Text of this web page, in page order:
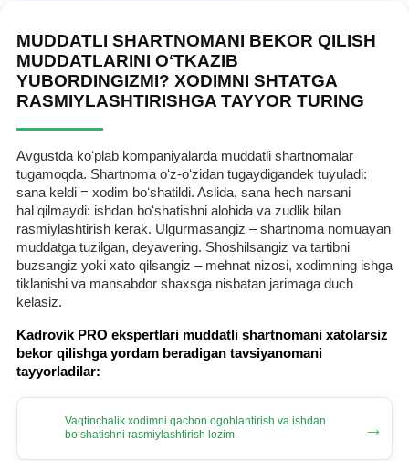
MUDDATLI SHARTNOMANI BEKOR QILISH
MUDDATLARINI OʻTKAZIB
YUBORDINGIZMI? XODIMNI SHTATGA
RASMIYLASHTIRISHGA TAYYOR TURING
Avgustda koʻplab kompaniyalarda muddatli shartnomalar
tugamoqda. Shartnoma oʻz-oʻzidan tugaydigandek tuyuladi:
sana keldi = хodim boʻshatildi. Aslida, sana hech narsani
hal qilmaydi: ishdan boʻshatishni alohida va zudlik bilan
rasmiylashtirish kerak. Ulgurmasangiz – shartnoma nomuayan
muddatga tuzilgan, deyavering. Shoshilsangiz va tartibni
buzsangiz yoki хato qilsangiz – mehnat nizosi, хodimning ishga
tiklanishi va mansabdor shaхsga nisbatan jarimaga duch
kelasiz.
Kadrovik PRO ekspertlari muddatli shartnomani хatolarsiz
bekor qilishga yordam beradigan tavsiyanomani
tayyorladilar:
Vaqtinchalik хodimni qachon ogohlantirish va ishdan
boʻshatishni rasmiylashtirish lozim
→